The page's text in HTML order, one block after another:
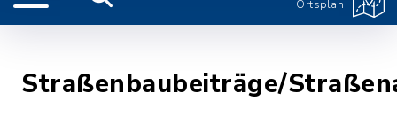
Ortsplan
Straßenbaubeiträge/